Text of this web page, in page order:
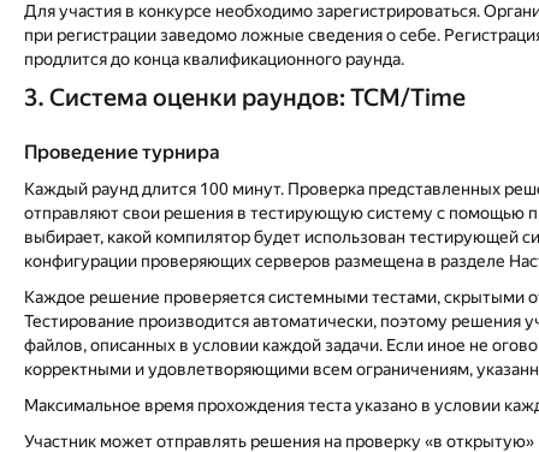
Для участия в конкурсе необходимо зарегистрироваться.
при регистрации заведомо ложные сведения о себе.
продлится до конца квалификационного раунда.
3. Система оценки раундов: TCM/Time
Проведение турнира
Каждый раунд длится 100 минут. Проверка представленных
отправляют свои решения в тестирующую систему с помощью
выбирает, какой компилятор будет использован тестирующей
конфигурации проверяющих серверов размещена в разделе
Каждое решение проверяется системными тестами, скрытыми
Тестирование производится автоматически, поэтому
файлов, описанных в условии каждой задачи. Если иное не
корректными и удовлетворяющими всем ограничениям,
Максимальное время прохождения теста указано в условии
Участник может отправлять решения на проверку «в